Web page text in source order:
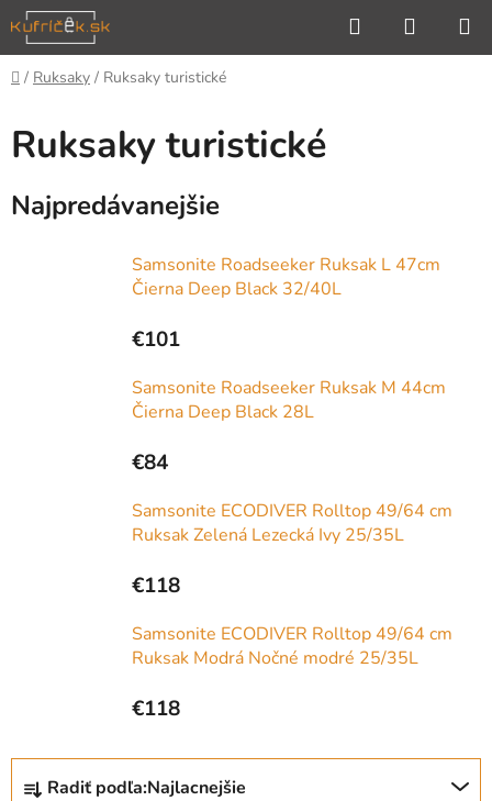
Prejsť
na
obsah
Hľadať
KOŠÍK
Domov
/ Ruksaky / Ruksaky turistické
Ruksaky turistické
Najpredávanejšie
Samsonite Roadseeker Ruksak L 47cm
Čierna Deep Black 32/40L
€101
Samsonite Roadseeker Ruksak M 44cm
Čierna Deep Black 28L
€84
Samsonite ECODIVER Rolltop 49/64 cm
Ruksak Zelená Lezecká Ivy 25/35L
€118
Samsonite ECODIVER Rolltop 49/64 cm
Ruksak Modrá Nočné modré 25/35L
€118
R
Radiť podľa:Najlacnejšie